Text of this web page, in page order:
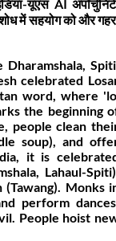
यूएस AI
शोध में सहयोग को और
celebrated
word, where
the beginning
people clean
soup), and
it is
Lahaul-
(Tawang). Monks
perform
People hoist